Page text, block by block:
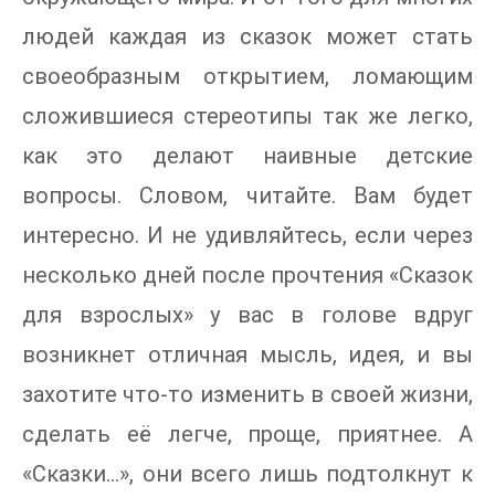
людей каждая из сказок может стать
своеобразным открытием, ломающим
сложившиеся стереотипы так же легко,
как это делают наивные детские
вопросы. Словом, читайте. Вам будет
интересно. И не удивляйтесь, если через
несколько дней после прочтения «Сказок
для взрослых» у вас в голове вдруг
возникнет отличная мысль, идея, и вы
захотите что-то изменить в своей жизни,
сделать её легче, проще, приятнее. А
«Сказки…», они всего лишь подтолкнут к